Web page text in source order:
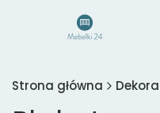
Strona główna